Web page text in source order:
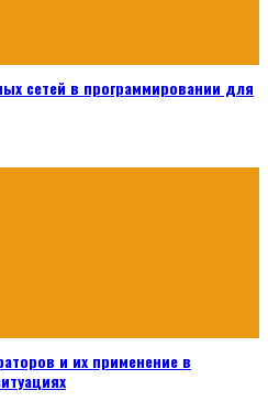
сетей в программировании для
и их применение в